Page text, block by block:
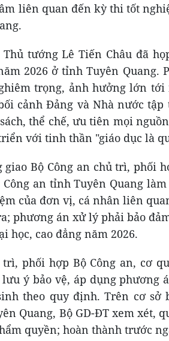
liên quan đến kỳ thi tốt
Thủ tướng Lê Tiến Châu đã
2026 ở tỉnh Tuyên Quang.
trọng, ảnh hưởng lớn tới
cảnh Đảng và Nhà nước
thể chế, ưu tiên mọi
với tinh thần "giáo dục là
giao Bộ Công an chủ trì, phối
Công an tỉnh Tuyên Quang
của đơn vị, cá nhân liên
phương án xử lý phải bảo
học, cao đẳng năm 2026.
trì, phối hợp Bộ Công an, cơ
ý bảo vệ, áp dụng phương
theo quy định. Trên cơ sở
Quang, Bộ GD-ĐT xem xét,
quyền; hoàn thành trước